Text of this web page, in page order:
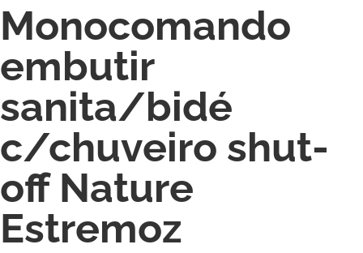
Monocomando
embutir
sanita/bidé
c/chuveiro shut-
off Nature
Estremoz